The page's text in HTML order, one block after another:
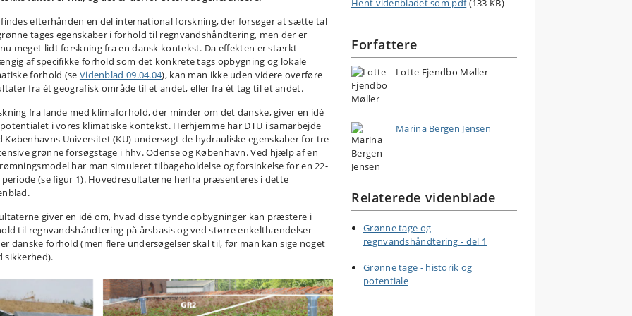
efterhånden en del international forskning, der forsøger at sætte tal
tages egenskaber i forhold til regnvandshåndtering, men der er
meget lidt forskning fra en dansk kontekst. Da effekten er stærkt
af specifikke forhold som det konkrete tags opbygning og lokale
forhold (se Videnblad 09.04.04), kan man ikke uden videre overføre
fra ét geografisk område til et andet, eller fra ét tag til et andet.
fra lande med klimaforhold, der minder om det danske, giver en idé
i vores klimatiske kontekst. Herhjemme har DTU i samarbejde
Københavns Universitet (KU) undersøgt de hydrauliske egenskaber for tre
grønne forsøgstage i hhv. Odense og København. Ved hjælp af en
har man simuleret tilbageholdelse og forsinkelse for en 22-
periode (se figur 1). Hovedresultaterne herfra præsenteres i dette
giver en idé om, hvad disse tynde opbygninger kan præstere i
til regnvandshåndtering på årsbasis og ved større enkelthændelser
danske forhold (men flere undersøgelser skal til, før man kan sige noget
sikkerhed).
Hent videnbladet som pdf (133 KB)
Forfattere
Lotte Fjendbo Møller
Marina Bergen Jensen
Relaterede videnblade
Grønne tage og
regnvandshåndtering - del 1
Grønne tage - historik og
potentiale